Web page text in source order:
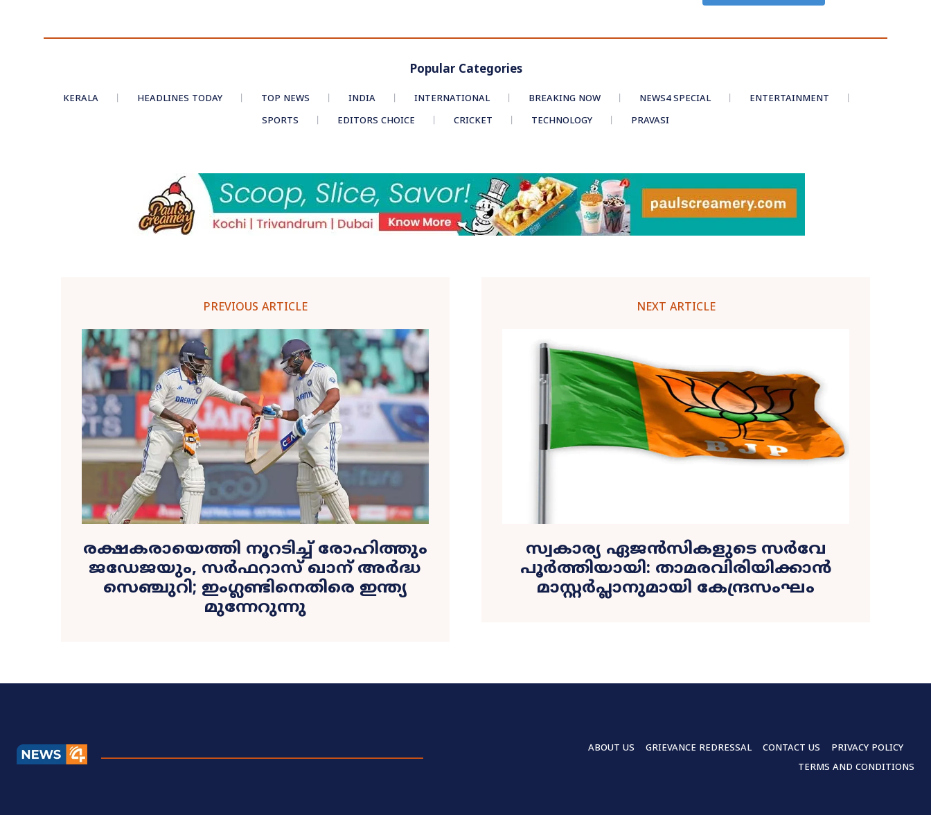
Popular Categories
KERALA HEADLINES TODAY TOP NEWS INDIA INTERNATIONAL BREAKING NOW NEWS4 SPECIAL
ENTERTAINMENT
SPORTS
EDITORS CHOICE CRICKET TECHNOLOGY PRAVASI
PREVIOUS ARTICLE
രക്ഷകരായെത്തി നൂറടിച്ച് രോഹിത്തും
ജഡേജയും, സർഫറാസ് ഖാന് അർദ്ധ
സെഞ്ചുറി; ഇംഗ്ലണ്ടിനെതിരെ ഇന്ത്യ
മുന്നേറുന്നു
NEXT ARTICLE
സ്വകാര്യ ഏജൻസികളുടെ സർവേ
പൂർത്തിയായി: താമരവിരിയിക്കാൻ
മാസ്റ്റർപ്ലാനുമായി കേന്ദ്രസംഘം
ABOUT US GRIEVANCE REDRESSAL CONTACT US
PRIVACY POLICY
TERMS AND CONDITIONS